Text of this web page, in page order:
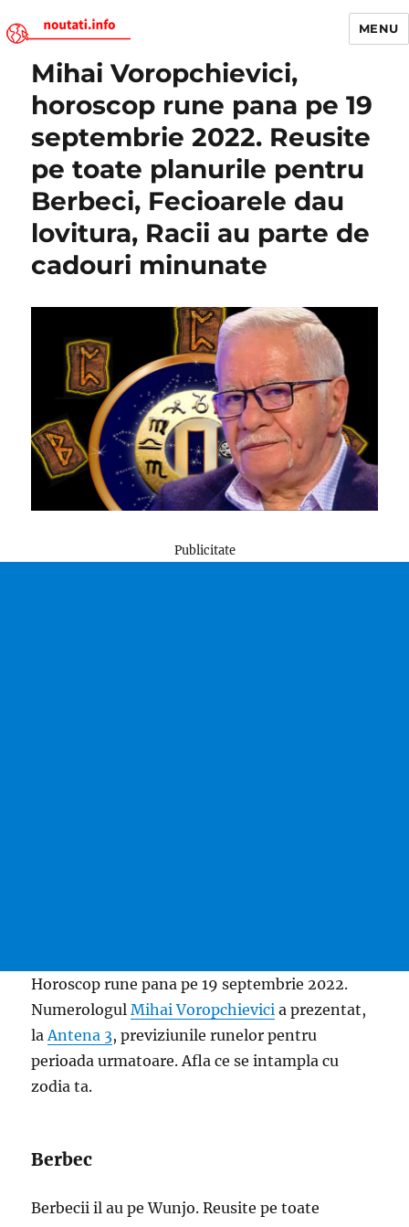
Noutati.Info
MENU
Mihai Voropchievici,
horoscop rune pana pe 19
septembrie 2022. Reusite
pe toate planurile pentru
Berbeci, Fecioarele dau
lovitura, Racii au parte de
cadouri minunate
Publicitate
Horoscop rune pana pe 19 septembrie 2022.
NumerologulMihai Voropchievici a prezentat,
la Antena 3, previziunile runelor pentru
perioada urmatoare. Afla ce se intampla cu
zodia ta.
Berbec
Berbecii il au pe Wunjo. Reusite pe toate